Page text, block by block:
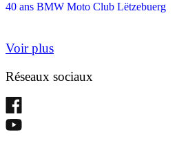
40 ans BMW Moto Club Lëtzebuerg
Voir plus
Réseaux sociaux